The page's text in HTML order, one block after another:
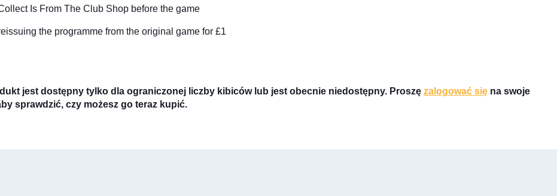
Is From The Club Shop before the game
the programme from the original game for £1
jest dostępny tylko dla ograniczonej liczby kibiców lub jest obecnie niedostępny. Proszę zalogować się na swoje
sprawdzić, czy możesz go teraz kupić.